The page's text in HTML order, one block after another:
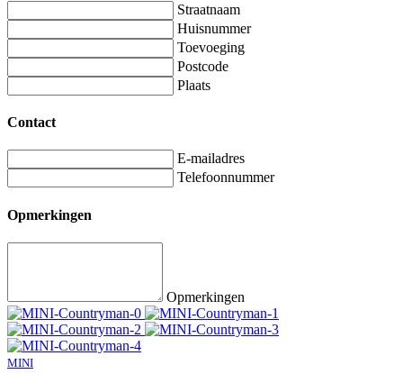
Straatnaam
Huisnummer
Toevoeging
Postcode
Plaats
Contact
E-mailadres
Telefoonnummer
Opmerkingen
Opmerkingen
MINI